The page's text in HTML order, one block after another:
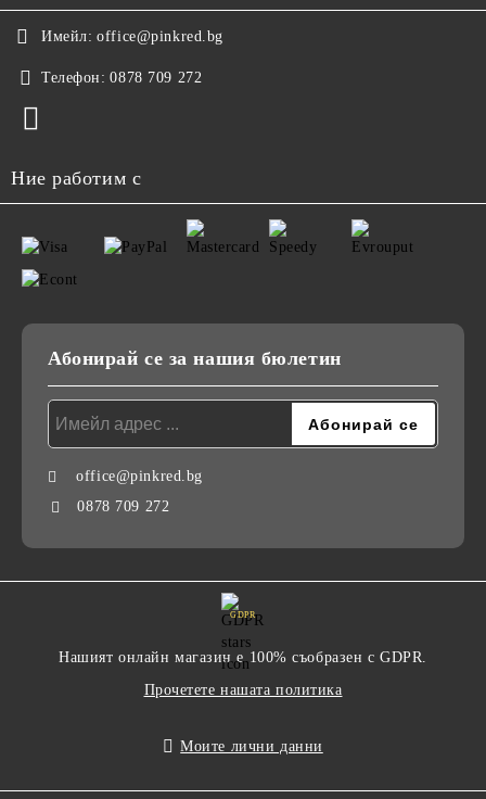
Имейл: office@pinkred.bg
Телефон: 0878 709 272
Ние работим с
Абонирай се за нашия бюлетин
office@pinkred.bg
0878 709 272
GDPR
Нашият онлайн магазин е 100% съобразен с GDPR.
Прочетете нашата политика
Моите лични данни